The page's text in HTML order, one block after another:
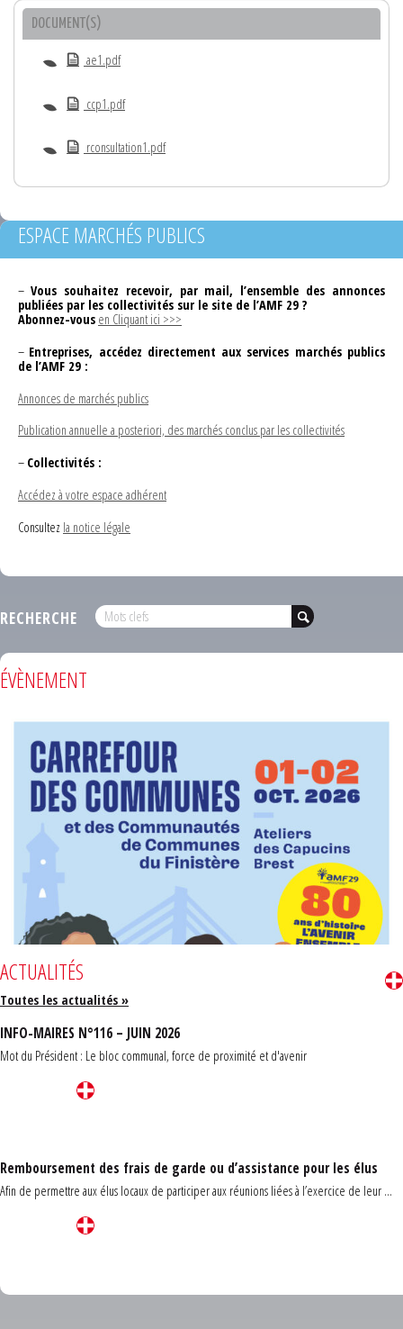
DOCUMENT(S)
ae1.pdf
ccp1.pdf
rconsultation1.pdf
ESPACE MARCHÉS PUBLICS
– Vous souhaitez recevoir, par mail, l’ensemble des annonces
publiées par les collectivités sur le site de l’AMF 29 ?
Abonnez-vous en Cliquant ici >>>
– Entreprises, accédez directement aux services marchés publics
de l’AMF 29 :
Annonces de marchés publics
Publication annuelle a posteriori, des marchés conclus par les collectivités
– Collectivités :
Accédez à votre espace adhérent
Consultez la notice légale
RECHERCHE
ÉVÈNEMENT
ACTUALITÉS
Toutes les actualités »
INFO-MAIRES N°116 – JUIN 2026
Mot du Président : Le bloc communal, force de proximité et d'avenir
Remboursement des frais de garde ou d’assistance pour les élus
Afin de permettre aux élus locaux de participer aux réunions liées à l’exercice de leur ...